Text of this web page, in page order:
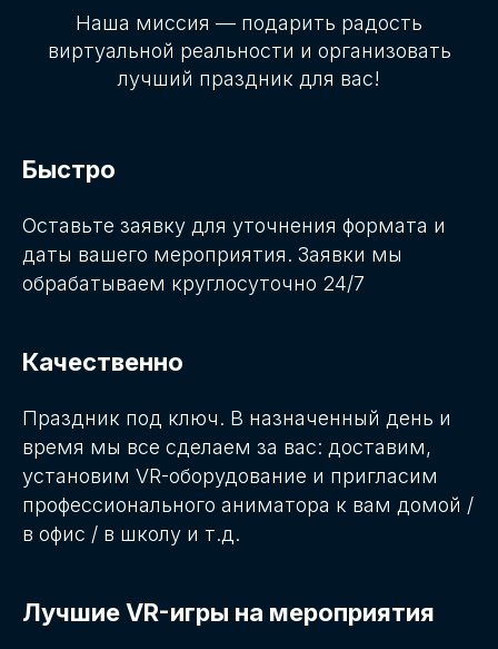
Наша миссия — подарить радость
виртуальной реальности и организовать
лучший праздник для вас!
Быстро
Оставьте заявку для уточнения формата и
даты вашего мероприятия. Заявки мы
обрабатываем круглосуточно 24/7
Качественно
Праздник под ключ. В назначенный день и
время мы все сделаем за вас: доставим,
установим VR-оборудование и пригласим
профессионального аниматора к вам домой /
в офис / в школу и т.д.
Лучшие VR-игры на мероприятия